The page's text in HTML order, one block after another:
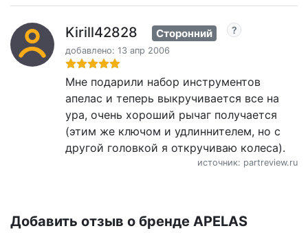
Kirill42828 Сторонний
добавлено: 13 апр 2006
Мне подарили набор инструментов
апелас и теперь выкручивается все на
ура, очень хороший рычаг получается
(этим же ключом и удлиннителем, но с
другой головкой я откручиваю колеса).
источник: partreview.ru
Добавить отзыв о бренде APELAS